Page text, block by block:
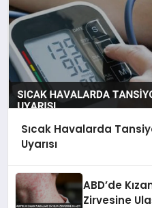
Sıcak Havalarda
Uyarısı
ABD’de
Zirvesine